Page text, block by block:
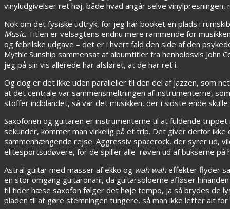
vinyludgivelser ret høj, både hvad angår selve vinylpresningen,
Nok om det fysiske udtryk, for jeg har booket en plads i
Music. Titlen er velsagtens endnu mere rammende for
og febrilske udgave – det er i hvert fald den side af den
Mythic Sunship sammensat af albumtitler fra henholdsvis
jeg på sin vis allerede har afsløret, at de har ret i.
Og dog er det ikke uden paralleller til den del af jazzen, som
at det centrale var sammensmeltningen af instrumenterne,
stoffer indblandet, så var det musikken, der i sidste ende
Saxofonen og guitaren er instrumenterne til at fuldende
sekunder, kommer man virkelig på et trip. Det giver derfor
sammenhængende rejse. Aggressiv spacerock, der syrer ud,
elitesportsudøvere, for de spiller alle røven ud af bukserne på
Astral guitar med masser af ekko og wah waheffekter flyder
en stor omgang guitaronani, da guitarsoloerne afløser
til tider hæse saxofon følger det høje tempo, ja så brydes de
pladen til at gøre stemningen tungere, så man ikke letter alt